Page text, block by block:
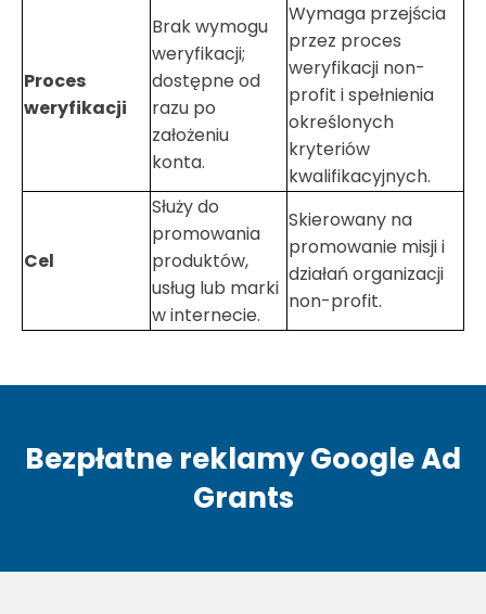
Proces
weryfikacji
Brak wymogu
weryfikacji;
dostępne od
razu po
założeniu
konta.
Wymaga przejścia
przez proces
weryfikacji non-
profit i spełnienia
określonych
kryteriów
kwalifikacyjnych.
Cel
Służy do
promowania
produktów,
usług lub marki
w internecie.
Skierowany na
promowanie misji i
działań organizacji
non-profit.
Bezpłatne reklamy Google Ad
Grants